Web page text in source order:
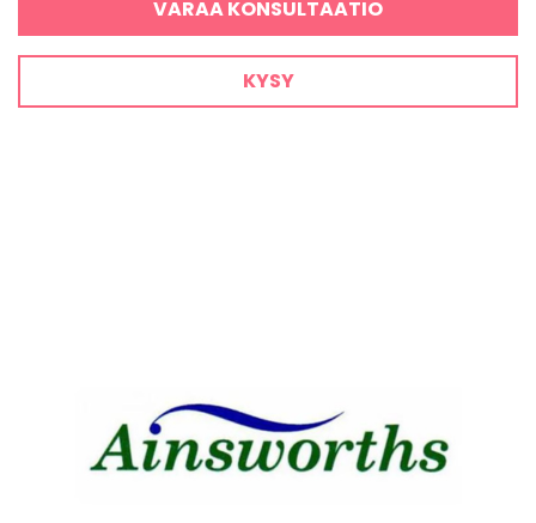
VARAA KONSULTAATIO
KYSY